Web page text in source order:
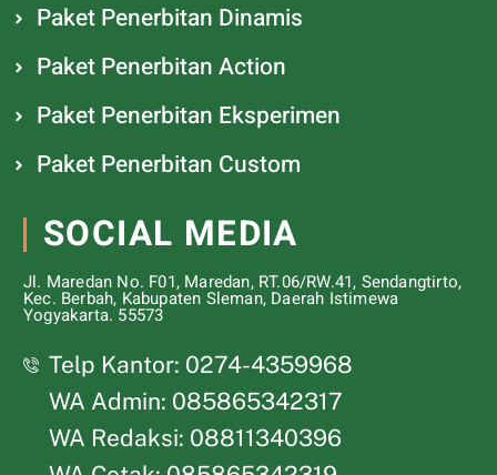
Paket Penerbitan Dinamis
Paket Penerbitan Action
Paket Penerbitan Eksperimen
Paket Penerbitan Custom
SOCIAL MEDIA
Jl. Maredan No. F01, Maredan, RT.06/RW.41, Sendangtirto,
Kec. Berbah, Kabupaten Sleman, Daerah Istimewa
Yogyakarta. 55573
Telp Kantor: 0274-4359968
WA Admin: 085865342317
WA Redaksi: 08811340396